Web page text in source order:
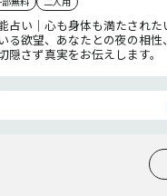
占い｜心も身体も満たされ
る欲望、あなたとの夜の相性
隠さず真実をお伝えします。